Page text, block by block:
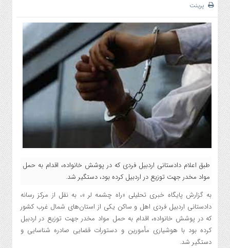
پرینت
طبق اعلام دادستانی اردبیل فردی که در پوشش خانواده، اقدام به حمل
مواد مخدر جهت توزیع در اردبیل کرده بود، دستگیر شد.
به گزارش پایگاه خبری تحلیلی «راه چشمه لر »، به نقل از مرکز رسانه
دادستانی اردبیل فردی اهل و ساکن یکی از استان‌های شمال غرب کشور
که در پوشش خانواده، اقدام به حمل مواد مخدر جهت توزیع در اردبیل
کرده بود با هوشیاری مأمورین و دستورات قضایی صادره شناسایی و
دستگیر شد.